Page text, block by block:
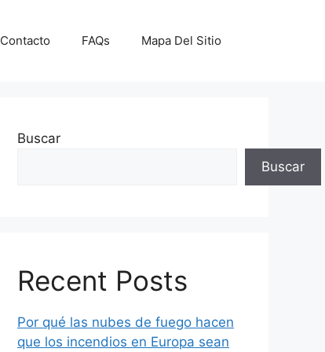
Contacto FAQs Mapa Del Sitio
Buscar
Buscar
Recent Posts
Por qué las nubes de fuego hacen
que los incendios en Europa sean